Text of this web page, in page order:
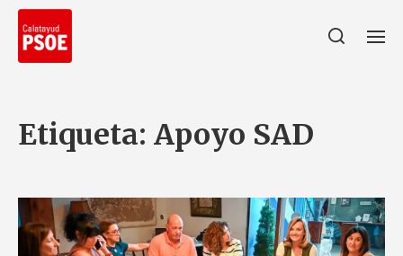
Etiqueta: Apoyo SAD